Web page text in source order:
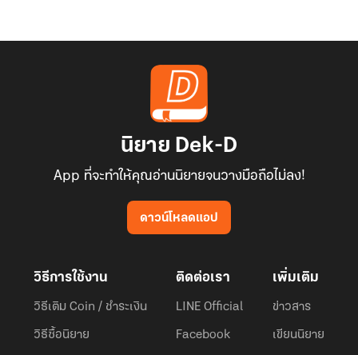
นิยาย Dek-D
App ที่จะทำให้คุณอ่านนิยายจนวางมือถือไม่ลง!
ดาวน์โหลดแอป
วิธีการใช้งาน
วิธีเติม Coin / ชำระเงิน
วิธีซื้อนิยาย
ติดต่อเรา
LINE Official
Facebook
เพิ่มเติม
ข่าวสาร
เขียนนิยาย